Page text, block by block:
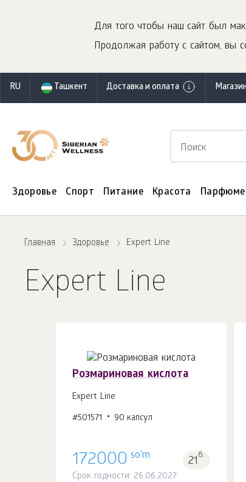
Для того чтобы наш сайт был
Продолжая работу с сайтом, вы
RU Ташкент Доставка и оплата
Здоровье Спорт Питание Красота
Главная Здоровье Expert Line
Expert Line
Розмариновая кислота
Expert Line
#501571 90 капсул
172000 so'm 21б.
Срок годности: 26.06.2027
В корзину 1